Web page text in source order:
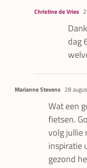
Christine de Vries
dag
Marianne Stevens 28
Wat een
fietsen.
volg jullie
inspiratie
gezond